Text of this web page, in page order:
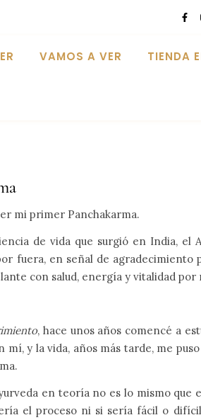
VAMOS A VER TIENDA
mi primer Panchakarma.
de vida que surgió en India, el
fuera, en señal de agradecimiento
con salud, energía y vitalidad por
, hace unos años comencé a
y la vida, años más tarde, me
en teoría no es lo mismo que
el proceso ni si sería fácil o